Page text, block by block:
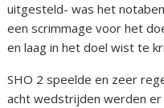
uitgesteld- was het
een scrimmage voor het
en laag in het doel wist te
SHO 2 speelde en zeer
acht wedstrijden werden er